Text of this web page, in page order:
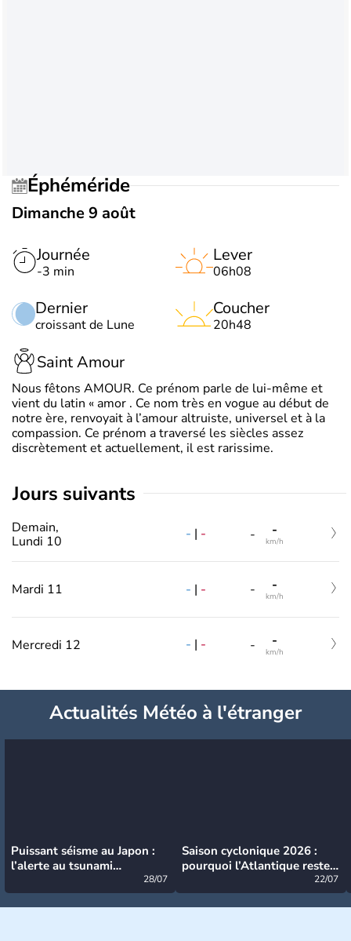
Éphéméride
Dimanche 9 août
Journée
-3 min
Dernier
croissant de Lune
Lever
06h08
Coucher
20h48
Saint Amour
Nous fêtons AMOUR. Ce prénom parle de lui-même et
vient du latin « amor . Ce nom très en vogue au début de
notre ère, renvoyait à l’amour altruiste, universel et à la
compassion. Ce prénom a traversé les siècles assez
discrètement et actuellement, il est rarissime.
jours suivants
Demain,
Lundi 10
- | - - -
km/h
Mardi 11 - | - - -
km/h
Mercredi 12 - | - - -
km/h
Actualités Météo à l'étranger
Puissant séisme au Japon :
l’alerte au tsunami
28/07
Saison cyclonique 2026 :
pourquoi l’Atlantique reste
22/07